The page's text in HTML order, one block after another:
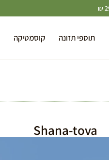
תוספי תזונה קוסמטיקה
Shana-tova